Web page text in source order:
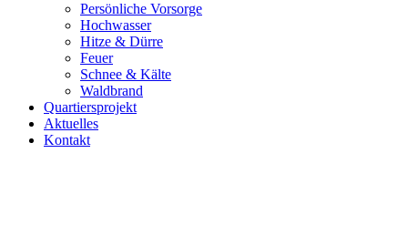
Persönliche Vorsorge
Hochwasser
Hitze & Dürre
Feuer
Schnee & Kälte
Waldbrand
Quartiersprojekt
Aktuelles
Kontakt